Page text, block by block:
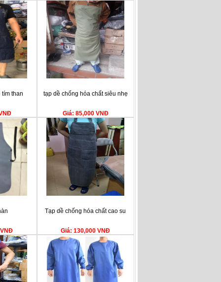
tím than tạp dề chống hóa chất siêu nhẹ
Giá: 85,000 VNĐ
Tạp dề chống hóa chất cao su
Giá: 130,000 VNĐ